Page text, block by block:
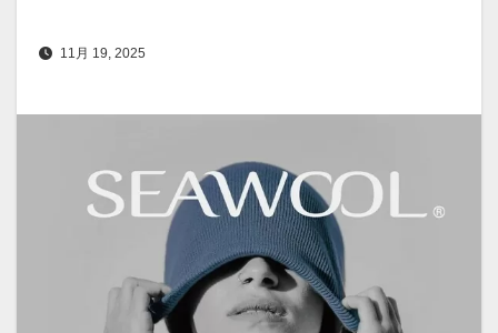
11月 19, 2025